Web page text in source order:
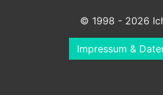
© 1998 - 2026
Impressum &